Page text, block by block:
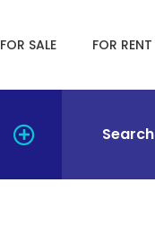
FOR SALE FOR RENT
Search